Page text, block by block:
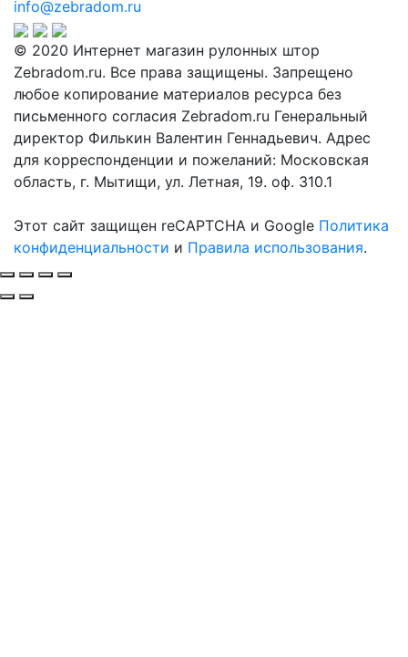
info@zebradom.ru
© 2020 Интернет магазин рулонных штор
Zebradom.ru. Все права защищены. Запрещено
любое копирование материалов ресурса без
письменного согласия Zebradom.ru Генеральный
директор Филькин Валентин Геннадьевич. Адрес
для корреспонденции и пожеланий: Московская
область, г. Мытищи, ул. Летная, 19. оф. 310.1
Этот сайт защищен reCAPTCHA и Google Политика
конфиденциальности и Правила использования.